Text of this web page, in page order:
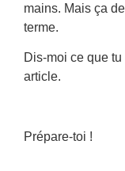
mains. Mais ça
terme.
Dis-moi ce que
article.
Prépare-toi !